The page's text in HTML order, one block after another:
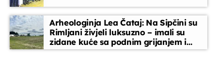
Arheologinja Lea Čataj: Na Sipčini su
Rimljani živjeli luksuzno – imali su
zidane kuće sa podnim grijanjem i
oslikanim zidovima